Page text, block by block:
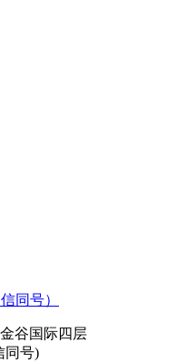
同号）
谷国际四层
同号)